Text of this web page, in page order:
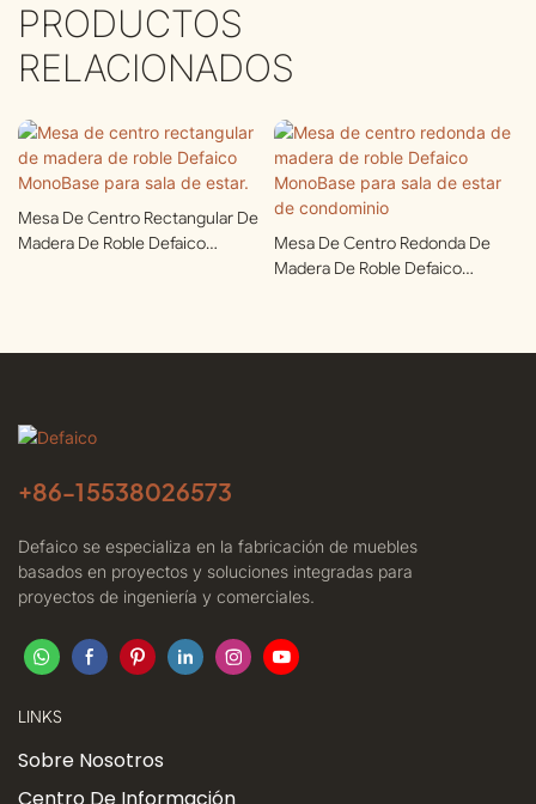
PRODUCTOS
RELACIONADOS
Mesa De Centro Rectangular De
Madera De Roble Defaico
Mesa De Centro Redonda De
Madera De Roble Defaico
+86-15538026573
Defaico se especializa en la fabricación de muebles
basados ​​en proyectos y soluciones integradas para
proyectos de ingeniería y comerciales.
LINKS
Sobre Nosotros
Centro De Información